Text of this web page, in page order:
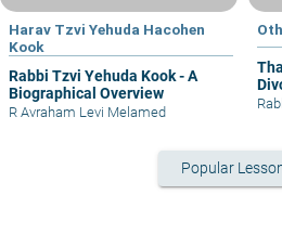
Harav Tzvi Yehuda Hacohen
Kook
Rabbi Tzvi Yehuda Kook - A
Biographical Overview
R Avraham Levi Melamed
Popular